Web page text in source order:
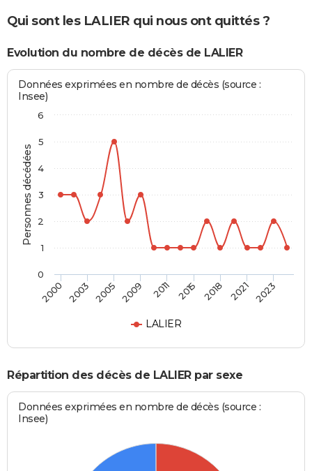
Qui sont les LALIER qui nous ont quittés ?
Evolution du nombre de décès de LALIER
Personnes décédées
Données exprimées en nombre de décès (source :
Insee)
LALIER
2000 2003 2005 2009 2011 2015 2018 2021 2023
0
1
2
3
4
5
6
Répartition des décès de LALIER par sexe
Données exprimées en nombre de décès (source :
Insee)